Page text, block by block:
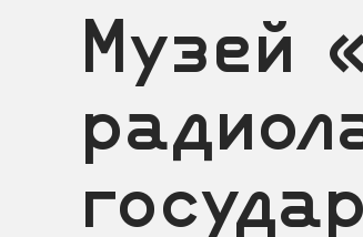
Музей